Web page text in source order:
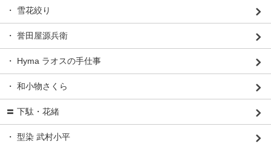
・ 雪花絞り
・ 誉田屋源兵衛
・ Hyma ラオスの手仕事
・ 和小物さくら
〓 下駄・花緒
・ 型染 武村小平